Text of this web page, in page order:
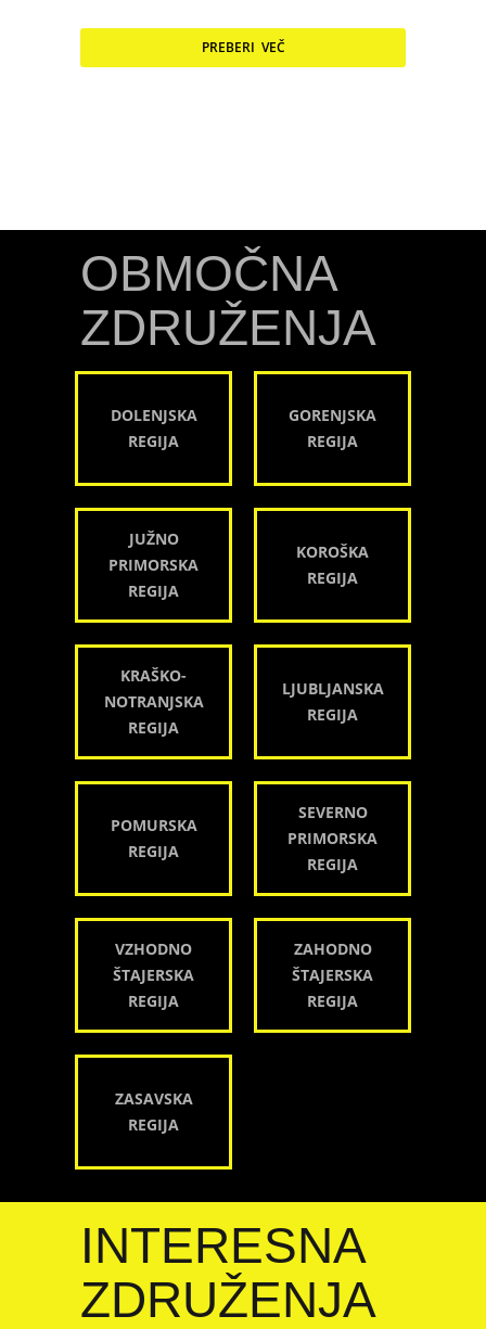
PREBERI VEČ
OBMOČNA
ZDRUŽENJA
DOLENJSKA
REGIJA
GORENJSKA
REGIJA
JUŽNO
PRIMORSKA
REGIJA
KOROŠKA
REGIJA
KRAŠKO-
NOTRANJSKA
REGIJA
LJUBLJANSKA
REGIJA
POMURSKA
REGIJA
SEVERNO
PRIMORSKA
REGIJA
VZHODNO
ŠTAJERSKA
REGIJA
ZAHODNO
ŠTAJERSKA
REGIJA
ZASAVSKA
REGIJA
INTERESNA
ZDRUŽENJA